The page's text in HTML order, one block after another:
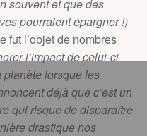
souvent et que des
pourraient épargner !)
fut l’objet de nombres
l’impact de celui-ci
planète lorsque les
déjà que c’est un
qui risque de disparaître
drastique nos